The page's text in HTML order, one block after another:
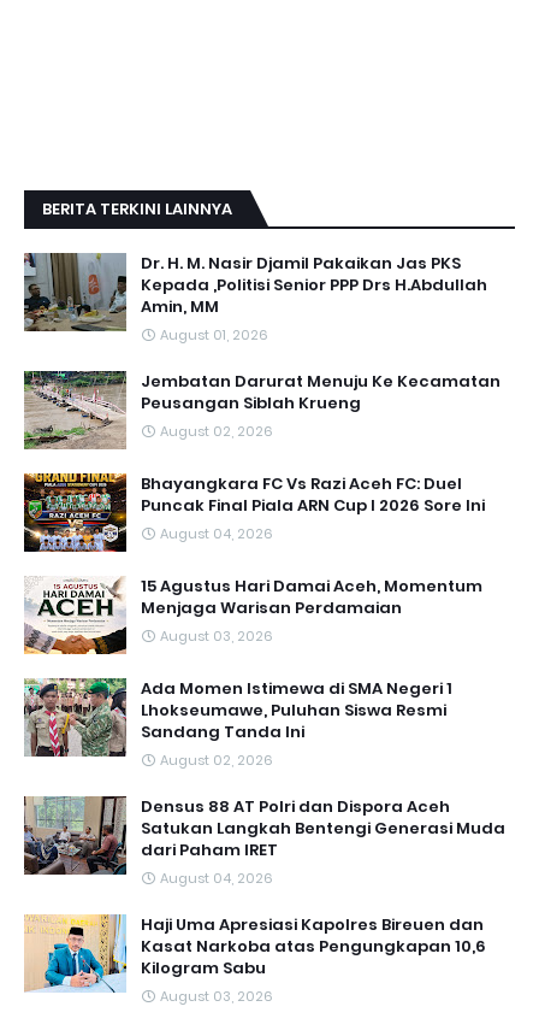
BERITA TERKINI LAINNYA
Dr. H. M. Nasir Djamil Pakaikan Jas PKS
Kepada ,Politisi Senior PPP Drs H.Abdullah
Amin, MM
August 01, 2026
Jembatan Darurat Menuju Ke Kecamatan
Peusangan Siblah Krueng
August 02, 2026
Bhayangkara FC Vs Razi Aceh FC: Duel
Puncak Final Piala ARN Cup I 2026 Sore Ini
August 04, 2026
15 Agustus Hari Damai Aceh, Momentum
Menjaga Warisan Perdamaian
August 03, 2026
Ada Momen Istimewa di SMA Negeri 1
Lhokseumawe, Puluhan Siswa Resmi
Sandang Tanda Ini
August 02, 2026
Densus 88 AT Polri dan Dispora Aceh
Satukan Langkah Bentengi Generasi Muda
dari Paham IRET
August 04, 2026
Haji Uma Apresiasi Kapolres Bireuen dan
Kasat Narkoba atas Pengungkapan 10,6
Kilogram Sabu
August 03, 2026